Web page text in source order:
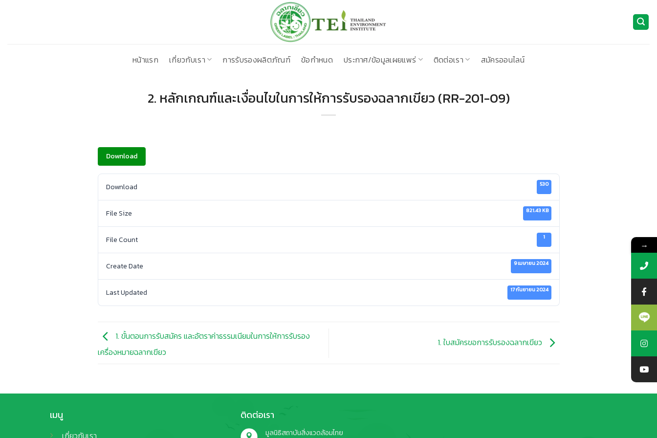
หน้าแรก
เกี่ยวกับเรา การรับรองผลิตภัณฑ์ ข้อกำหนด ประกาศ/ข้อมูลเผยแพร่ ติดต่อเรา สมัครออนไลน์
2. หลักเกณฑ์และเงื่อนไขในการให้การรับรองฉลากเขียว (RR-201-09)
Download
Download 530
File Size 821.43 KB
File Count 1
Create Date 9 เมษายน 2024
Last Updated 17 กันยายน 2024
1. ขั้นตอนการรับสมัคร และอัตราค่าธรรมเนียมในการให้การรับรอง
เครื่องหมายฉลากเขียว
1. ใบสมัครขอการรับรองฉลากเขียว
เมนู ติดต่อเรา
มูลนิธิสถาบันสิ่งแวดล้อมไทย
→